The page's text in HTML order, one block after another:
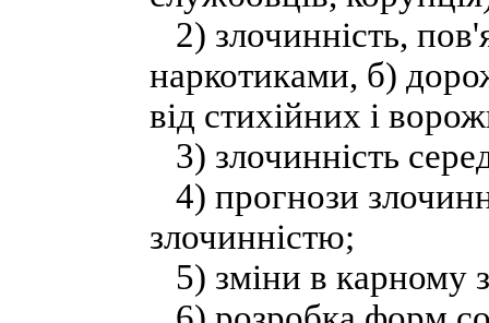
2) злочинність,
наркотиками, б)
від стихійних і
3) злочинність
4) прогнози
злочинністю;
5) зміни в карному